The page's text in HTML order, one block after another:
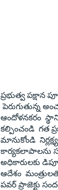
ప్రభుత్వ పక్షాన
పెరుగుతున్న
ఆందోళనకరం
కల్పించండి గత
మానుకోండి
కార్యకలాపాలను
అధికారులకు
ఆదేశం
పవర్‌ ప్రాజెక్టు